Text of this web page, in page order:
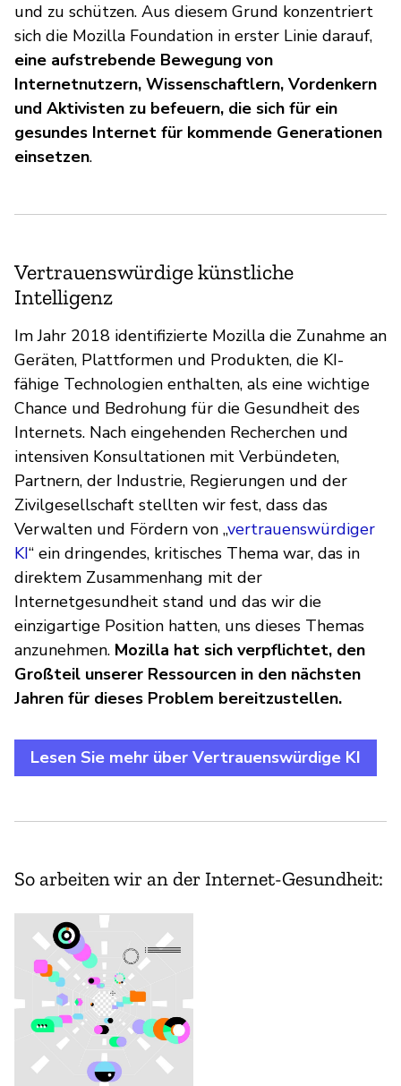
und zu schützen. Aus diesem Grund konzentriert
sich die Mozilla Foundation in erster Linie darauf,
eine aufstrebende Bewegung von
Internetnutzern, Wissenschaftlern, Vordenkern
und Aktivisten zu befeuern, die sich für ein
gesundes Internet für kommende Generationen
einsetzen.
Vertrauenswürdige künstliche
Intelligenz
Im Jahr 2018 identifizierte Mozilla die Zunahme an
Geräten, Plattformen und Produkten, die KI-
fähige Technologien enthalten, als eine wichtige
Chance und Bedrohung für die Gesundheit des
Internets. Nach eingehenden Recherchen und
intensiven Konsultationen mit Verbündeten,
Partnern, der Industrie, Regierungen und der
Zivilgesellschaft stellten wir fest, dass das
Verwalten und Fördern von „vertrauenswürdiger
KI“ ein dringendes, kritisches Thema war, das in
direktem Zusammenhang mit der
Internetgesundheit stand und das wir die
einzigartige Position hatten, uns dieses Themas
anzunehmen. Mozilla hat sich verpflichtet, den
Großteil unserer Ressourcen in den nächsten
Jahren für dieses Problem bereitzustellen.
Lesen Sie mehr über Vertrauenswürdige KI
So arbeiten wir an der Internet-Gesundheit: